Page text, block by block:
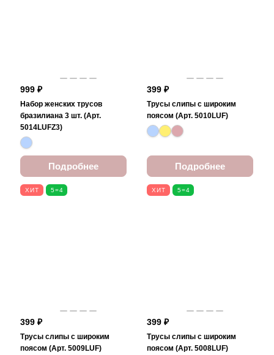
999 ₽
Набор женских трусов
бразилиана 3 шт. (Арт.
5014LUFZ3)
Подробнее
399 ₽
Трусы слипы с широким
поясом (Арт. 5010LUF)
Подробнее
ХИТ 5=4
399 ₽
Трусы слипы с широким
поясом (Арт. 5009LUF)
ХИТ 5=4
399 ₽
Трусы слипы с широким
поясом (Арт. 5008LUF)